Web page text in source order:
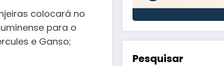
colocará no
para o
e Ganso;
Pesquisar